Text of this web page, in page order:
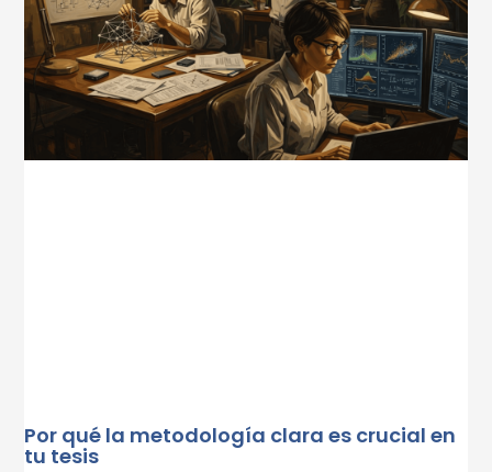
Por qué la metodología clara es crucial en
tu tesis